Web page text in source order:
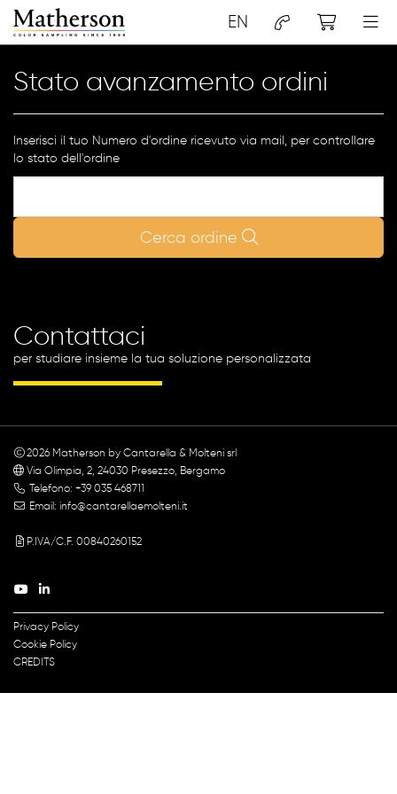
EN
Stato avanzamento ordini
Inserisci il tuo Numero d'ordine ricevuto via mail, per controllare
lo stato dell'ordine
Cerca ordine
Contattaci
per studiare insieme la tua soluzione personalizzata
2026 Matherson by Cantarella & Molteni srl
Via Olimpia, 2, 24030 Presezzo, Bergamo
Telefono: +39 035 468711
Email: info@cantarellaemolteni.it
P.IVA/C.F. 00840260152
Privacy Policy
Cookie Policy
CREDITS